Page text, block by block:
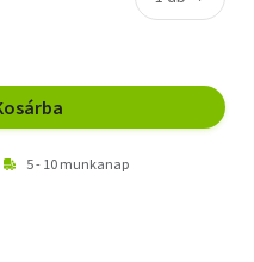
5 - 10 munkanap